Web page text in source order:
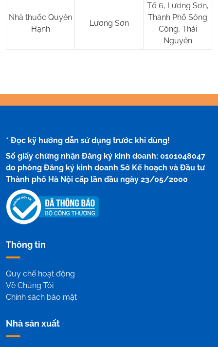
Nhà thuốc Quyên
Hạnh
Lương Sơn
Tổ 6, Lương Sơn,
Thành Phố Sông
Công, Thái
Nguyên
* Đọc kỹ hướng dẫn sử dụng trước khi dùng!
Số giấy chứng nhận Đăng ký kinh doanh: 0101048047
do phòng Đăng ký kinh doanh Sở Kế hoạch và Đầu tư
Thành phố Hà Nội cấp lần đầu ngày 23/05/2000
Thông tin
Quy chế hoạt động
Về Chúng Tôi
Chính sách bảo mật
Nhà sản xuất